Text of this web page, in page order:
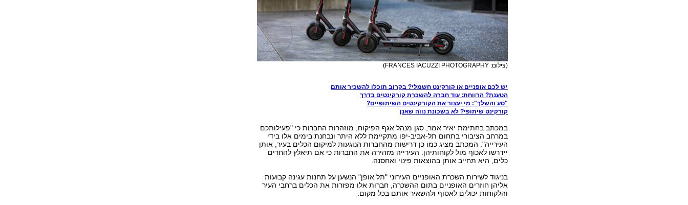
(צילום: FRANCES IACUZZI PHOTOGRAPHY)
יש לכם אופניים או קורקינט חשמלי? בקרוב תוכלו להשכיר אותם
הטענת? הרווחת: עוד חברה להשכרת קורקינטים בדרך
"סע והשלך": מי יעצור את הקורקינטים השיתופיים?
קורקינט שיתופי? לא בשכונת נווה שאנן
במכתב בחתימת יאיר אמר, סגן מנהל אגף הפיקוח, מוזהרות החברות כי "פעילותכם
במרחב הציבורי בתחום תל-אביב-יפו מתקיימת ללא היתר ונבחנת בימים אלו בידי
העירייה". המכתב מציג כמו כן דרישות מהחברות הנוגעות למיקום הכלים בעיר, אותן
יידרשו לאכוף מול לקוחותיהן. העירייה מזהירה את החברות כי אם תיאלץ להחרים
כלים, היא תחייב אותן בהוצאות פינוי ואחסנה.
בניגוד לשירות השכרת האופניים העירוני "תל אופן" הנשען על תחנות עגינה קבועות
אליהן חוזרים האופניים בתום ההשכרה, חברות אלו מפזרות את הכלים ברחבי העיר
והלקוחות יכולים לאסוף ולהשאיר אותם בכל מקום.